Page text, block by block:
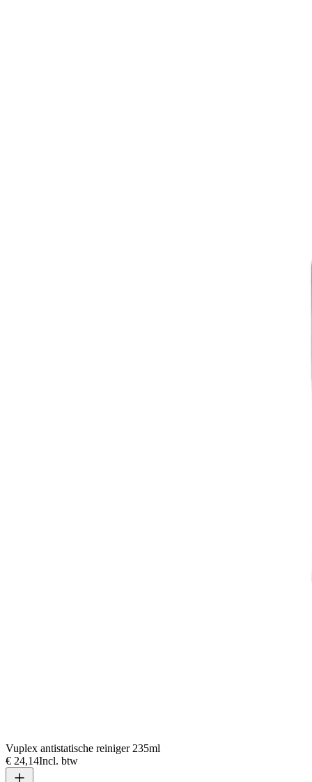
Vuplex antistatische reiniger 235ml
€ 24,14Incl. btw